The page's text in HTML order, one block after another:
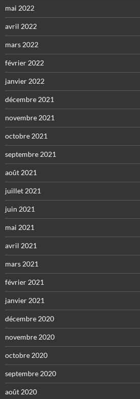
mai 2022
avril 2022
mars 2022
février 2022
janvier 2022
décembre 2021
novembre 2021
octobre 2021
septembre 2021
août 2021
juillet 2021
juin 2021
mai 2021
avril 2021
mars 2021
février 2021
janvier 2021
décembre 2020
novembre 2020
octobre 2020
septembre 2020
août 2020